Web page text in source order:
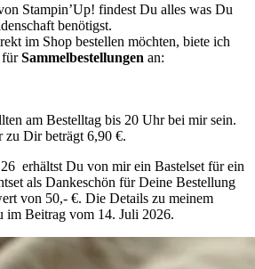
Stampin’Up! findest Du alles was Du
benötigst.
im Shop bestellen möchten, biete ich
fürSammelbestellungen an:
am Bestelltag bis 20 Uhr bei mir sein.
zu Dir beträgt 6,90 €.
erhältst Du von mir ein Bastelset für ein
als Dankeschön für Deine Bestellung
von 50,- €. Die Details zu meinem
im Beitrag vom 14. Juli 2026.